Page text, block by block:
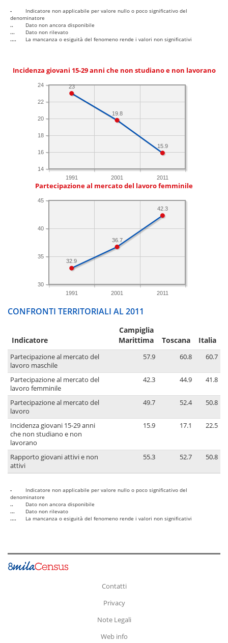
-
Indicatore non applicabile per valore nullo o poco significativo del
denominatore
..
Dato non ancora disponibile
...
Dato non rilevato
....
La mancanza o esiguità del fenomeno rende i valori non significativi
Incidenza giovani 15-29 anni che non studiano e non lavorano
1991 2001 2011
14
16
18
20
22
24
15.9
19.8
23
Partecipazione al mercato del lavoro femminile
1991 2001 2011
30
35
40
45
42.3
36.7
32.9
CONFRONTI TERRITORIALI AL 2011
Indicatore
Campiglia
Marittima
Toscana Italia
Partecipazione al mercato del
lavoro maschile
57.9 60.8 60.7
Partecipazione al mercato del
lavoro femminile
42.3 44.9 41.8
Partecipazione al mercato del
lavoro
49.7 52.4 50.8
Incidenza giovani 15-29 anni
che non studiano e non
lavorano
15.9 17.1 22.5
Rapporto giovani attivi e non
attivi
55.3 52.7 50.8
-
Indicatore non applicabile per valore nullo o poco significativo del
denominatore
..
Dato non ancora disponibile
...
Dato non rilevato
....
La mancanza o esiguità del fenomeno rende i valori non significativi
Contatti
Privacy
Note Legali
Web info